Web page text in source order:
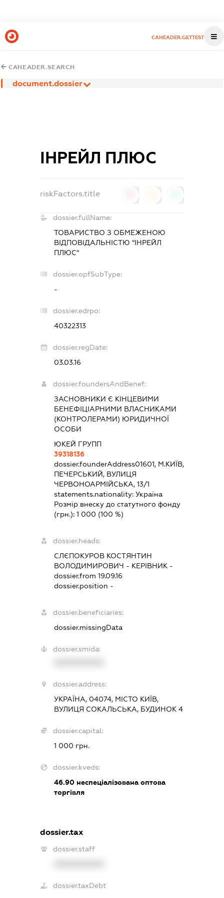
CAHEADER.GETTEST
CAHEADER.SEARCH
document.dossier
ІНРЕЙЛ ПЛЮС
riskFactors.title
dossier.fullName:
ТОВАРИСТВО З ОБМЕЖЕНОЮ
ВІДПОВІДАЛЬНІСТЮ "ІНРЕЙЛ
ПЛЮС"
dossier.opfSubType:
-
dossier.edrpo:
40322313
dossier.regDate:
03.03.16
dossier.foundersAndBenef:
ЗАСНОВНИКИ Є КІНЦЕВИМИ
БЕНЕФІЦІАРНИМИ ВЛАСНИКАМИ
(КОНТРОЛЕРАМИ) ЮРИДИЧНОЇ
ОСОБИ
ЮКЕЙ ГРУПП
39318136
dossier.founderAddress01601, М.КИЇВ,
ПЕЧЕРСЬКИЙ, ВУЛИЦЯ
ЧЕРВОНОАРМІЙСЬКА, 13/1
statements.nationality: Україна
Розмір внеску до статутного фонду
(грн.): 1 000 (100 %)
dossier.heads:
СЛЄПОКУРОВ КОСТЯНТИН
ВОЛОДИМИРОВИЧ - КЕРІВНИК -
dossier.from 19.09.16
dossier.position -
dossier.beneficiaries:
dossier.missingData
dossier.smida:
dossier.address:
УКРАЇНА, 04074, МІСТО КИЇВ,
ВУЛИЦЯ СОКАЛЬСЬКА, БУДИНОК 4
dossier.capital:
1 000 грн.
dossier.kveds:
46.90неспеціалізована оптова
торгівля
dossier.tax
dossier.staff
dossier.taxDebt